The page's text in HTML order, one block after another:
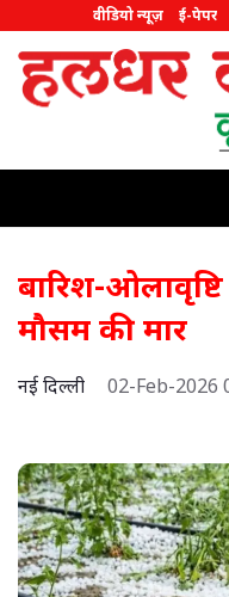
वीडियो न्यूज़ ई-पेपर
बारिश-
मौसम की मार
नई दिल्ली 02-Feb-2026